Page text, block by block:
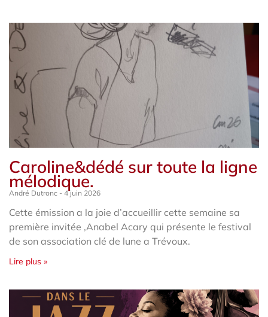
Caroline&dédé sur toute la ligne
mélodique.
André Dutronc 4 juin 2026
Cette émission a la joie d’accueillir cette semaine sa
première invitée ,Anabel Acary qui présente le festival
de son association clé de lune a Trévoux.
Lire plus »